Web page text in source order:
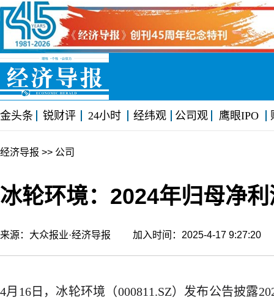
金头条 锐财评 24小时 经纬观 公司观 鹰眼IPO
经济导报 >> 公司
冰轮环境：2024年归母净
来源：大众报业·经济导报 加入时间：2025-4-17
4月16日，冰轮环境（000811.SZ）发布公告披露